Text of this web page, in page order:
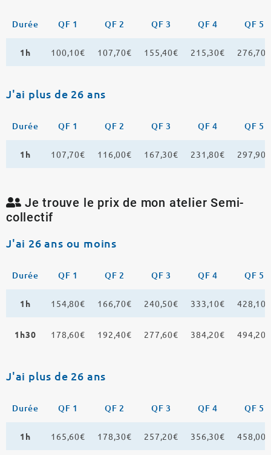
Durée QF 1 QF 2 QF 3 QF 4 QF 5
1h 100,10€ 107,70€ 155,40€ 215,30€ 276,70€
J'ai plus de 26 ans
Durée QF 1 QF 2 QF 3 QF 4 QF 5
1h 107,70€ 116,00€ 167,30€ 231,80€ 297,90€
Je trouve le prix de mon atelier Semi-
collectif
J'ai 26 ans ou moins
Durée QF 1 QF 2 QF 3 QF 4 QF 5
1h 154,80€ 166,70€ 240,50€ 333,10€ 428,10€
1h30 178,60€ 192,40€ 277,60€ 384,20€ 494,20€
J'ai plus de 26 ans
Durée QF 1 QF 2 QF 3 QF 4 QF 5
1h 165,60€ 178,30€ 257,20€ 356,30€ 458,00€